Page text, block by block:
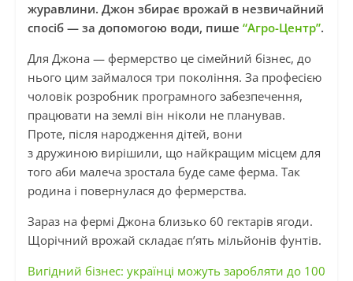
журавлини. Джон збирає врожай в незвичайний
спосіб — за допомогою води, пише “Агро-Центр”.
Для Джона — фермерство це сімейний бізнес, до
нього цим займалося три покоління. За професією
чоловік розробник програмного забезпечення,
працювати на землі він ніколи не планував.
Проте, після народження дітей, вони
з дружиною вирішили, що найкращим місцем для
того аби малеча зростала буде саме ферма. Так
родина і повернулася до фермерства.
Зараз на фермі Джона близько 60 гектарів ягоди.
Щорічний врожай складає п’ять мільйонів фунтів.
Вигідний бізнес: українці можуть заробляти до 100